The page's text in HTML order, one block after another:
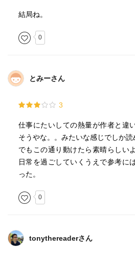
結局ね。
0
とみーさん
3
仕事にたいしての熱量が作者と違
そうやな。。みたいな感じでしか読
でもこの通り動けたら素晴らしい
日常を過ごしていくうえで参考に
った。
0
tonythereaderさん